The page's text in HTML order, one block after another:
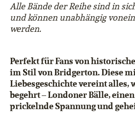
Alle Bände der Reihe sind in
und können unabhängig
werden.
Perfekt für Fans von
im Stil von Bridgerton. Diese
Liebesgeschichte vereint alles,
begehrt – Londoner Bälle,
prickelnde Spannung und